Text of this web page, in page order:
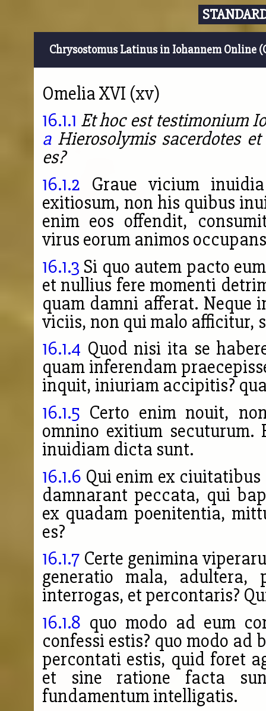
Chrysostomus Latinus in Iohannem Online
Omelia XVI (xv)
16.1.1 Et hoc est testimonium
aHierosolymis sacerdotes
es?
16.1.2 Graue vicium
exitiosum, non his quibus
enim eos offendit,
virus eorum animos
16.1.3 Si quo autem pacto
et nullius fere momenti
quam damni afferat. Neque
viciis, non qui malo afficitur,
16.1.4 Quod nisi ita se
quam inferendam
inquit, iniuriam accipitis?
16.1.5 Certo enim nouit,
omnino exitium
inuidiam dicta sunt.
16.1.6 Qui enim ex
damnarant peccata, qui
ex quadam poenitentia,
es?
16.1.7Certe genimina
generatio mala, adultera,
interrogas, et percontaris?
16.1.8 quo modo ad eum
confessi estis? quo modo
percontati estis, quid foret
et sine ratione facta
fundamentum intelligatis.